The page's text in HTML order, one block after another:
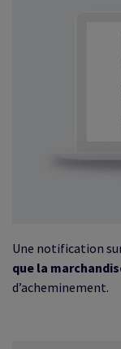
Une notification
que la
d’acheminement.